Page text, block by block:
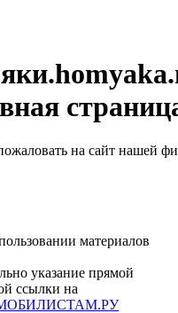
на сайт нашей
материалов
указание прямой
ссылки на